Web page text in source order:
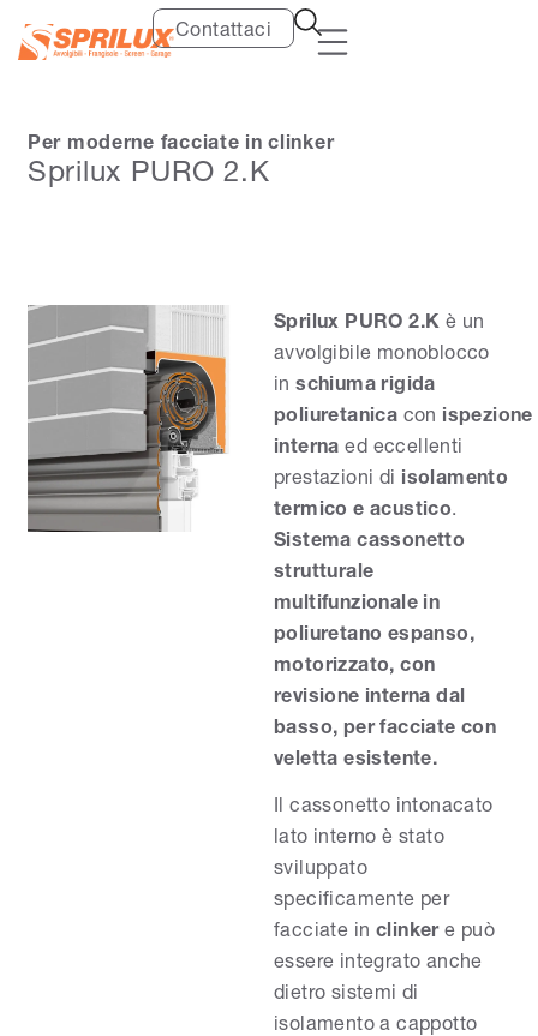
Contattaci
Per moderne facciate in clinker
Sprilux PURO 2.K
Sprilux PURO 2.K è un
avvolgibile monoblocco
inschiuma rigida
poliuretanica con ispezione
interna ed eccellenti
prestazioni di isolamento
termico e acustico.
Sistema cassonetto
strutturale
multifunzionale in
poliuretano espanso,
motorizzato, con
revisione interna dal
basso, per facciate con
veletta esistente.
Il cassonetto intonacato
lato interno è stato
sviluppato
specificamente per
facciate in clinkere può
essere integrato anche
dietro sistemi di
isolamento a cappotto